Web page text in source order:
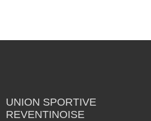
UNION SPORTIVE
REVENTINOISE